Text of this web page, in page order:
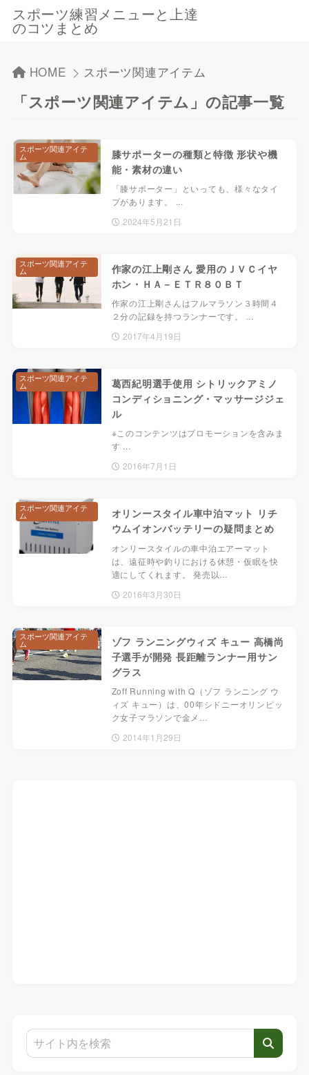
スポーツ練習メニューと上達
のコツまとめ
HOME スポーツ関連アイテム
「スポーツ関連アイテム」の記事一覧
膝サポーターの種類と特徴 形状や機
能・素材の違い
「膝サポーター」といっても、様々なタイ
プがあります。 ...
2024年5月21日
スポーツ関連アイテ
ム
作家の江上剛さん 愛用のＪＶＣイヤ
ホン・ＨＡ－ＥＴＲ８０ＢＴ
作家の江上剛さんはフルマラソン３時間４
２分の記録を持つランナーです。 ...
2017年4月19日
スポーツ関連アイテ
ム
葛西紀明選手使用 シトリックアミノ
コンディショニング・マッサージジェ
ル
※このコンテンツはプロモーションを含みま
す ...
2016年7月1日
スポーツ関連アイテ
ム
オリンースタイル車中泊マット リチ
ウムイオンバッテリーの疑問まとめ
オンリースタイルの車中泊エアーマット
は、遠征時や釣りにおける休憩・仮眠を快
適にしてくれます。 発売以…
2016年3月30日
スポーツ関連アイテ
ム
ゾフ ランニングウィズ キュー 高橋尚
子選手が開発 長距離ランナー用サン
グラス
Zoff Running with Q（ゾフ ランニング ウ
ィズ キュー）は、00年シドニーオリンピッ
ク女子マラソンで金メ…
2014年1月29日
スポーツ関連アイテ
ム